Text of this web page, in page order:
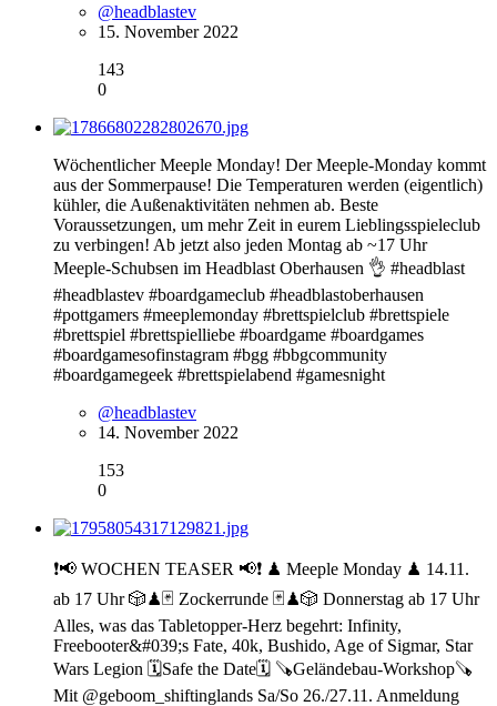
@headblastev
15. November 2022
143
0
Wöchentlicher Meeple Monday! Der Meeple-Monday kommt
aus der Sommerpause! Die Temperaturen werden (eigentlich)
kühler, die Außenaktivitäten nehmen ab. Beste
Voraussetzungen, um mehr Zeit in eurem Lieblingsspieleclub
zu verbingen! Ab jetzt also jeden Montag ab ~17 Uhr
Meeple-Schubsen im Headblast Oberhausen 👌 #headblast
#headblastev #boardgameclub #headblastoberhausen
#pottgamers #meeplemonday #brettspielclub #brettspiele
#brettspiel #brettspielliebe #boardgame #boardgames
#boardgamesofinstagram #bgg #bbgcommunity
#boardgamegeek #brettspielabend #gamesnight
@headblastev
14. November 2022
153
0
❗️📢 WOCHEN TEASER 📢❗️ ♟ Meeple Monday ♟ 14.11.
ab 17 Uhr 🎲♟🃏 Zockerrunde 🃏♟🎲 Donnerstag ab 17 Uhr
Alles, was das Tabletopper-Herz begehrt: Infinity,
Freebooter&#039;s Fate, 40k, Bushido, Age of Sigmar, Star
Wars Legion 🗓Safe the Date🗓 🪚Geländebau-Workshop🪚
Mit @geboom_shiftinglands Sa/So 26./27.11. Anmeldung